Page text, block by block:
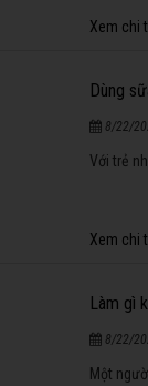
Xem chi
Dùng
8/22/
Với trẻ
Xem chi
Làm gì
8/22/
Một